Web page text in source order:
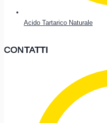
Acido Tartarico Naturale
CONTATTI